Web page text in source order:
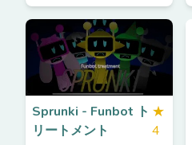
Sprunki - Funbot ト
リートメント
★
4